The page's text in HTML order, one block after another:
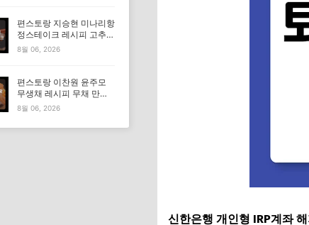
신한은행 개인형 IRP계좌
편스토랑 지승현 미나리항
정스테이크 레시피 고추장
마요소스 만드는법
8월 06, 2026
편스토랑 이찬원 윤주모
무생채 레시피 무채 만드
는법
8월 06, 2026